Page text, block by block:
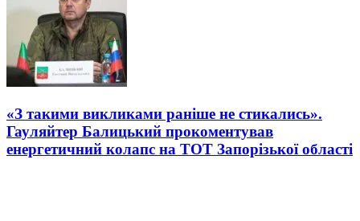
«З такими викликами раніше не стикались».
Гауляйтер Балицький прокоментував
енергетичний колапс на ТОТ Запорізької області